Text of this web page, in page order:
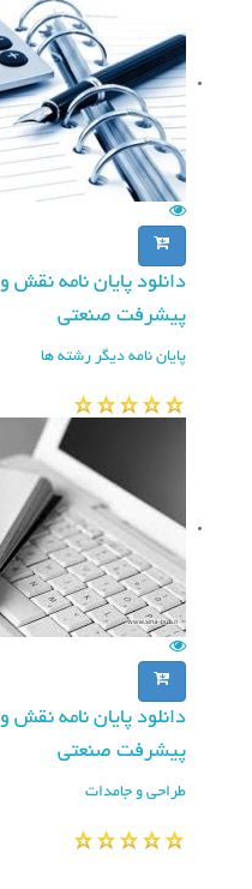
دانلود پایان نامه نقش
پيشرفت صنعتی
پایان نامه دیگر رشته ها
دانلود پایان نامه نقش
پيشرفت صنعتي
طراحی و جامدات